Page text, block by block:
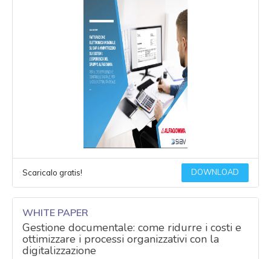
Scaricalo gratis! DOWNLOAD
WHITE PAPER
Gestione documentale: come ridurre i costi e
ottimizzare i processi organizzativi con la
digitalizzazione